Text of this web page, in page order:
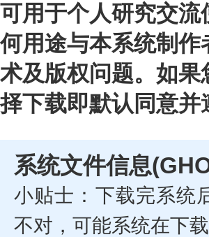
可用于个人研究交
何用途与本系统制
术及版权问题。如
择下载即默认同意
系统文件信息
小贴士：下载完系统
不对，可能系统在下